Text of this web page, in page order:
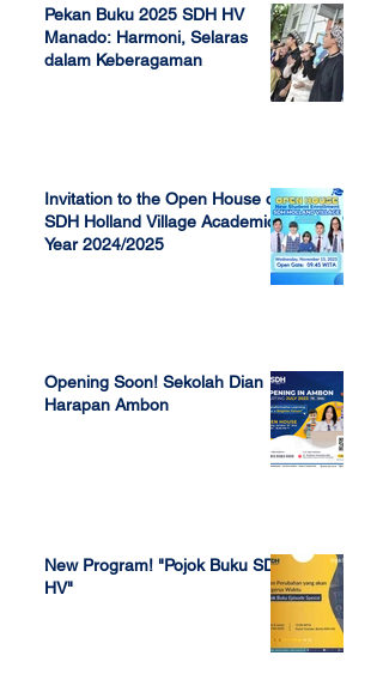
Pekan Buku 2025 SDH HV
Manado: Harmoni, Selaras
dalam Keberagaman
Invitation to the Open House of
SDH Holland Village Academic
Year 2024/2025
Opening Soon! Sekolah Dian
Harapan Ambon
New Program! "Pojok Buku SDH
HV"